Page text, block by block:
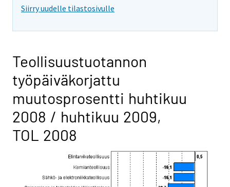
Siirry uudelle tilastosivulle
Teollisuustuotannon
työpäiväkorjattu
muutosprosentti huhtikuu
2008 / huhtikuu 2009,
TOL 2008